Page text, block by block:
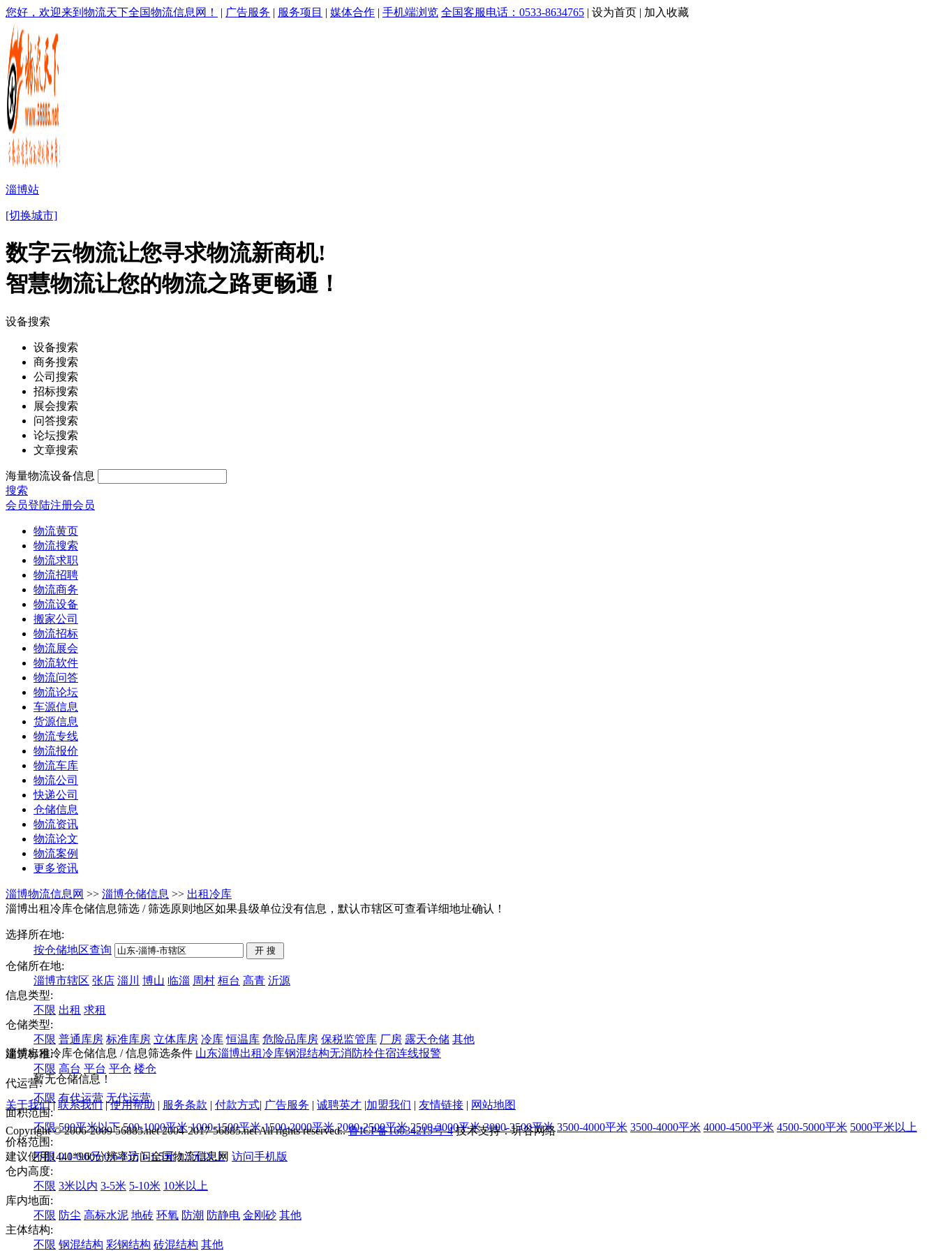
您好，欢迎来到物流天下全国物流信息网！ | 广告服务 | 服务项目 | 媒体合作 | 手机端浏览 全国客服电话：0533-8634765 | 设为首页 | 加入收藏
淄博站
[切换城市]
数字云物流让您寻求物流新商机!
智慧物流让您的物流之路更畅通！
设备搜索
设备搜索
商务搜索
公司搜索
招标搜索
展会搜索
问答搜索
论坛搜索
文章搜索
海量物流设备信息
搜索
会员登陆注册会员
物流黄页
物流搜索
物流求职
物流招聘
物流商务
物流设备
搬家公司
物流招标
物流展会
物流软件
物流问答
物流论坛
车源信息
货源信息
物流专线
物流报价
物流车库
物流公司
快递公司
仓储信息
物流资讯
物流论文
物流案例
更多资讯
淄博物流信息网 >> 淄博仓储信息 >> 出租冷库
淄博出租冷库仓储信息筛选 / 筛选原则地区如果县级单位没有信息，默认市辖区可查看详细地址确认！
选择所在地:
按仓储地区查询
仓储所在地:
淄博市辖区 张店 淄川 博山 临淄 周村 桓台 高青 沂源
信息类型:
不限 出租 求租
仓储类型:
不限 普通库房 标准库房 立体库房 冷库 恒温库 危险品库房 保税监管库 厂房 露天仓储 其他
建筑标准:
不限 高台 平台 平仓 楼仓
代运营:
不限 有代运营 无代运营
面积范围:
不限 500平米以下 500-1000平米 1000-1500平米 1500-2000平米 2000-2500平米 2500-3000平米 3000-3500平米 3500-4000平米 3500-4000平米 4000-4500平米 4500-5000平米 5000平米以上
价格范围:
不限 0.1-0.6元 0.6-1元 1-1.5元 1.5元以上
仓内高度:
不限 3米以内 3-5米 5-10米 10米以上
库内地面:
不限 防尘 高标水泥 地砖 环氧 防潮 防静电 金刚砂 其他
主体结构:
不限 钢混结构 彩钢结构 砖混结构 其他
淄博出租冷库仓储信息 / 信息筛选条件 山东淄博出租冷库钢混结构无消防栓住宿连线报警
暂无仓储信息！
关于我们|联系我们|使用帮助 | 服务条款 | 付款方式| 广告服务 | 诚聘英才 |加盟我们 | 友情链接 | 网站地图
Copyright © 2006-2009 56885.net 2004-2017 56885.net All rights reserved..鲁ICP备16034215号-4技术支持：圻谷网络
建议使用1440*900分辨率访问全国物流信息网 访问手机版